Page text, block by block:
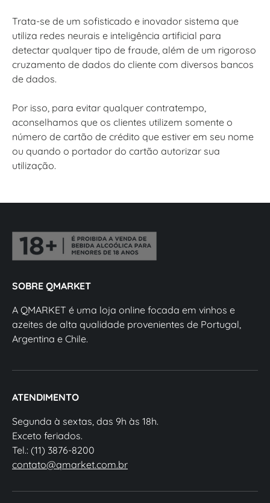
Trata-se de um sofisticado e inovador sistema que
utiliza redes neurais e inteligência artificial para
detectar qualquer tipo de fraude, além de um rigoroso
cruzamento de dados do cliente com diversos bancos
de dados.
Por isso, para evitar qualquer contratempo,
aconselhamos que os clientes utilizem somente o
número de cartão de crédito que estiver em seu nome
ou quando o portador do cartão autorizar sua
utilização.
SOBRE QMARKET
A QMARKET é uma loja online focada em vinhos e
azeites de alta qualidade provenientes de Portugal,
Argentina e Chile.
ATENDIMENTO
Segunda à sextas, das 9h às 18h.
Exceto feriados.
Tel.: (11) 3876-8200
contato@qmarket.com.br